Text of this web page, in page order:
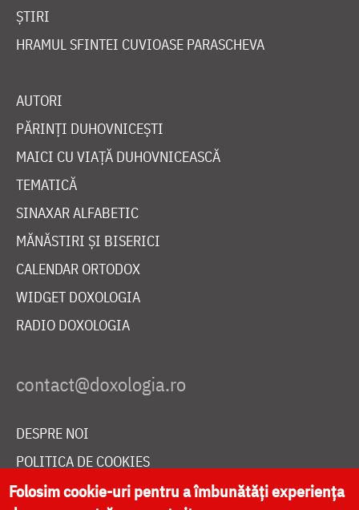
ȘTIRI
HRAMUL SFINTEI CUVIOASE PARASCHEVA
AUTORI
PĂRINȚI DUHOVNICEȘTI
MAICI CU VIAȚĂ DUHOVNICEASCĂ
TEMATICĂ
SINAXAR ALFABETIC
MĂNĂSTIRI ȘI BISERICI
CALENDAR ORTODOX
WIDGET DOXOLOGIA
RADIO DOXOLOGIA
DESPRE NOI
POLITICA DE COOKIES
DONEAZĂ ONLINE PENTRU CATEDRALA NAȚIONALĂ
Folosim cookie-uri pentru a îmbunătăți experiența